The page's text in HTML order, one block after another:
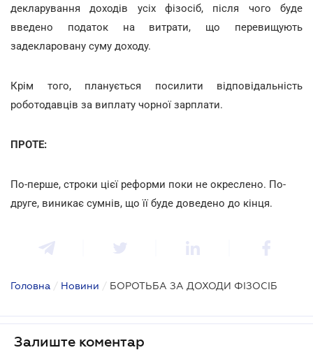
декларування доходів усіх фізосіб, після чого буде
введено податок на витрати, що перевищують
задекларовану суму доходу.
Крім того, планується посилити відповідальність
роботодавців за виплату чорної зарплати.
ПРОТЕ:
По-перше, строки цієї реформи поки не окреслено. По-
друге, виникає сумнів, що її буде доведено до кінця.
Головна / Новини / БОРОТЬБА ЗА ДОХОДИ ФІЗОСІБ
Залиште коментар